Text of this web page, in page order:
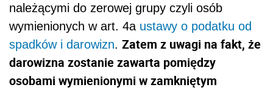
należącymi do zerowej grupy czyli osób
wymienionych w art. 4a ustawy o podatku od
spadków i darowizn. Zatem z uwagi na fakt, że
darowizna zostanie zawarta pomiędzy
osobami wymienionymi w zamkniętym